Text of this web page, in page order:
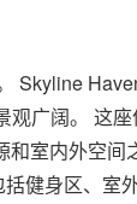
Skyline
广阔。 这
室内外空间
健身区、室